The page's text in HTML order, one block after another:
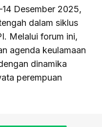
Desember 2025,
dalam siklus
Melalui forum ini,
agenda keulamaan
dinamika
perempuan